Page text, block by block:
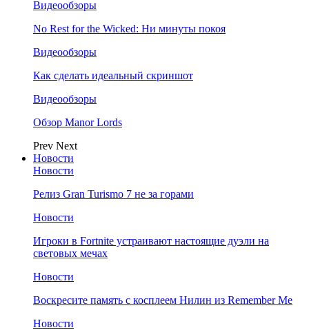
Видеообзоры
No Rest for the Wicked: Ни минуты покоя
Видеообзоры
Как сделать идеальный скриншот
Видеообзоры
Обзор Manor Lords
Prev Next
Новости
Новости
Релиз Gran Turismo 7 не за горами
Новости
Игроки в Fortnite устраивают настоящие дуэли на
световых мечах
Новости
Воскресите память с косплеем Нилин из Remember Me
Новости